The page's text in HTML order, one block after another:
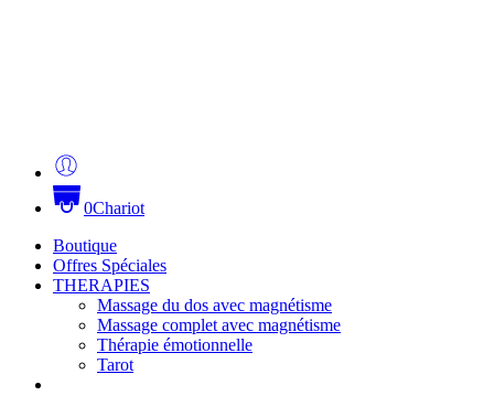
0Chariot
Boutique
Offres Spéciales
THERAPIES
Massage du dos avec magnétisme
Massage complet avec magnétisme
Thérapie émotionnelle
Tarot